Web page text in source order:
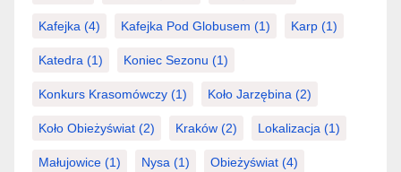
Kafejka (4) Kafejka Pod Globusem (1) Karp (1)
Katedra (1) Koniec Sezonu (1)
Konkurs Krasomówczy (1) Koło Jarzębina (2)
Koło Obieżyświat (2) Kraków (2) Lokalizacja (1)
Małujowice (1) Nysa (1) Obieżyświat (4)